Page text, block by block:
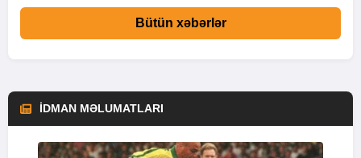
Bütün xəbərlər
İDMAN MƏLUMATLARI